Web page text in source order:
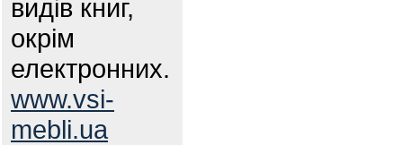
видів книг,
окрім
електронних.
www.vsi-
mebli.ua